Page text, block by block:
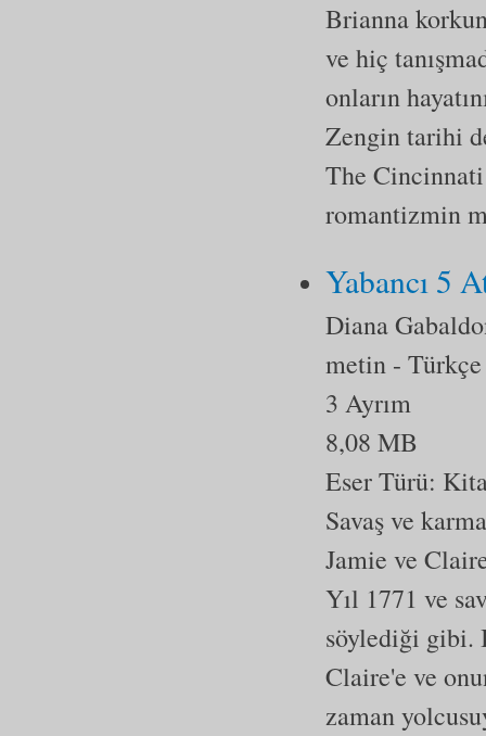
Brianna
ve hiç
onların
Zengin tarihi
The
romantizmin
Yabancı 5
Diana
metin - Türkçe
3 Ayrım
8,08 MB
Eser Türü:
Savaş ve
Jamie ve
Yıl 1771 ve
söylediği gibi.
Claire'e ve
zaman